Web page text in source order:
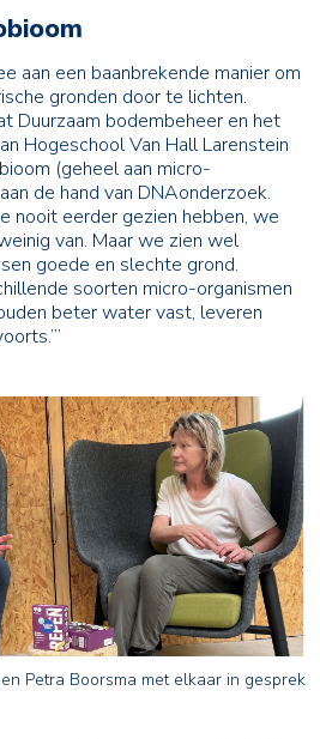
aan een baanbrekende manier om
gronden door te lichten.
Duurzaam bodembeheer en het
Hogeschool Van Hall Larenstein
(geheel aan micro-
de hand van DNAonderzoek.
nooit eerder gezien hebben, we
van. Maar we zien wel
goede en slechte grond.
soorten micro-organismen
beter water vast, leveren
Petra Boorsma met elkaar in gesprek